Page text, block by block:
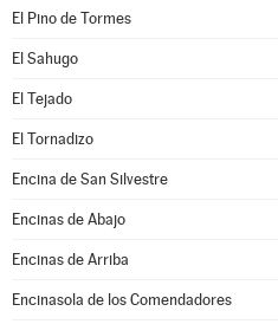
El Pino de Tormes
El Sahugo
El Tejado
El Tornadizo
Encina de San Silvestre
Encinas de Abajo
Encinas de Arriba
Encinasola de los Comendadores